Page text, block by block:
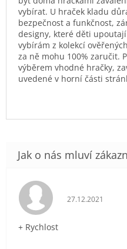
vybírat. U hraček kladu
bezpečnost a funkčnost,
designy, které děti
vybírám z kolekcí
za ně mohu 100% zaručit.
výběrem vhodné hračky,
uvedené v horní části
Hodnocení
27.12.2021
+ Rychlost